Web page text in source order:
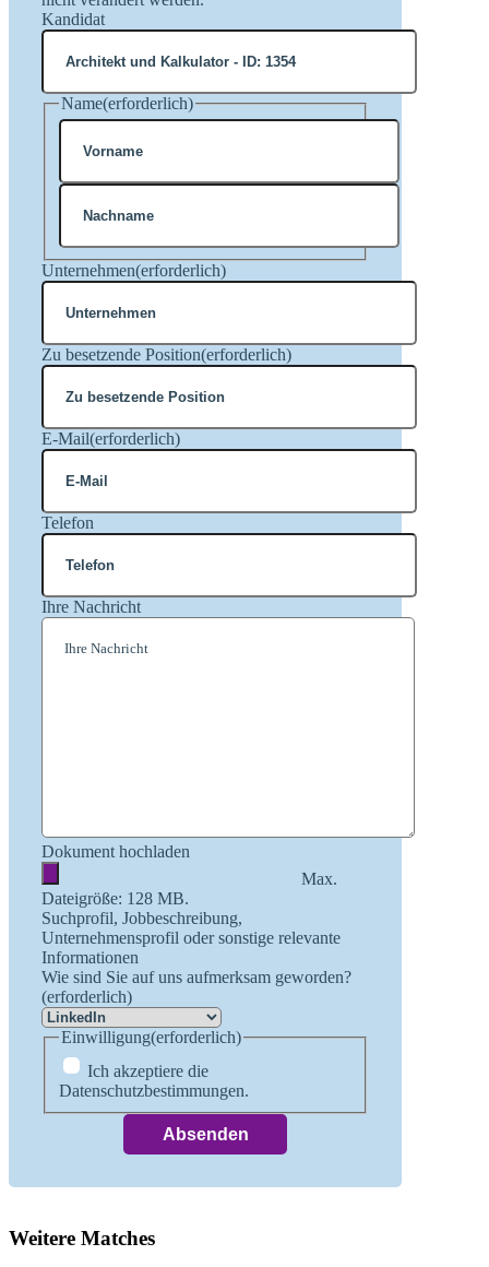
Kandidat
Name(erforderlich)
Vorname
Nachname
Unternehmen(erforderlich)
Zu besetzende Position(erforderlich)
E-Mail(erforderlich)
Telefon
Ihre Nachricht
Dokument hochladen
Max.
Dateigröße: 128 MB.
Suchprofil, Jobbeschreibung,
Unternehmensprofil oder sonstige relevante
Informationen
Wie sind Sie auf uns aufmerksam geworden?
(erforderlich)
Einwilligung(erforderlich)
Ich akzeptiere die
Datenschutzbestimmungen.
Weitere Matches